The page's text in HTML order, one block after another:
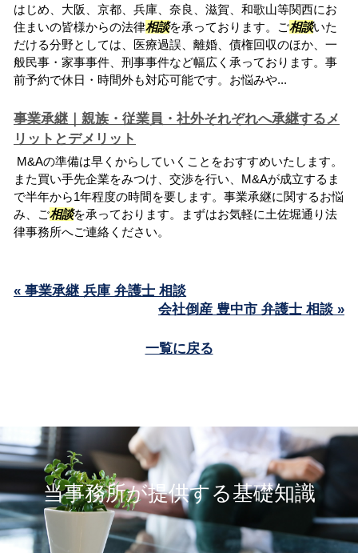
はじめ、大阪、京都、兵庫、奈良、滋賀、和歌山等関西にお
住まいの皆様からの法律相談を承っております。ご相談いた
だける分野としては、医療過誤、離婚、債権回収のほか、一
般民事・家事事件、刑事事件など幅広く承っております。事
前予約で休日・時間外も対応可能です。お悩みや...
事業承継｜親族・従業員・社外それぞれへ承継するメ
リットとデメリット
M&Aの準備は早くからしていくことをおすすめいたします。
また買い手先企業をみつけ、交渉を行い、M&Aが成立するま
で半年から1年程度の時間を要します。事業承継に関するお悩
み、ご相談を承っております。まずはお気軽に土佐堀通り法
律事務所へご連絡ください。
« 事業承継 兵庫 弁護士 相談
会社倒産 豊中市 弁護士 相談 »
一覧に戻る
当事務所が提供する基礎知識